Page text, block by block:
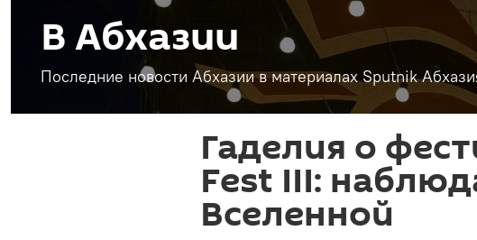
В Абхазии
Последние новости Абхазии в материалах Sputnik
Гаделия о
Fest III:
Вселенной